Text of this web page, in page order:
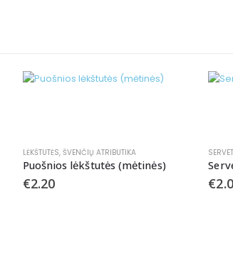
LĖKŠTUTĖS, ŠVENČIŲ ATRIBUTIKA
Puošnios lėkštutės (mėtinės)
€2.20 €